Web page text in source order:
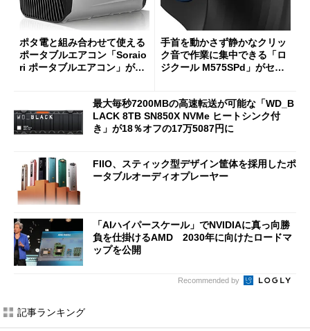
ポタ電と組み合わせて使える
ポータブルエアコン「Soraio
ri ポータブルエアコン」がセ
手首を動かさず静かなクリッ
ク音で作業に集中できる「ロ
ジクール M575SPd」がセー
最大毎秒7200MBの高速転送が可能な「WD_B
LACK 8TB SN850X NVMe ヒートシンク付
き」が18％オフの17万5087円に
FIIO、スティック型デザイン筐体を採用したポ
ータブルオーディオプレーヤー
「AIハイパースケール」でNVIDIAに真っ向勝
負を仕掛けるAMD 2030年に向けたロードマ
ップを公開
Recommended by
記事ランキング